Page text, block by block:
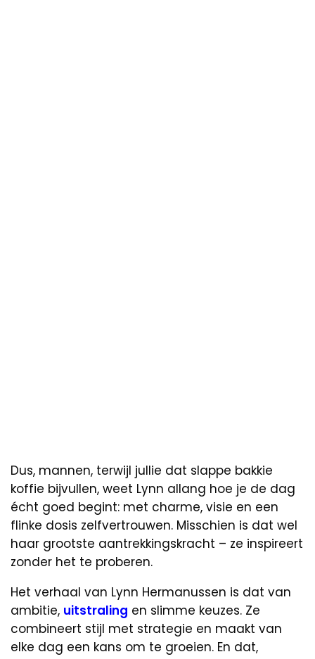
Dus, mannen, terwijl jullie dat slappe bakkie
koffie bijvullen, weet Lynn allang hoe je de dag
écht goed begint: met charme, visie en een
flinke dosis zelfvertrouwen. Misschien is dat wel
haar grootste aantrekkingskracht – ze inspireert
zonder het te proberen.
Het verhaal van Lynn Hermanussen is dat van
ambitie, uitstraling en slimme keuzes. Ze
combineert stijl met strategie en maakt van
elke dag een kans om te groeien. En dat,